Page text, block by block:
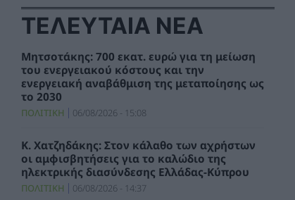
ΤΕΛΕΥΤΑΙΑ ΝΕΑ
Μητσοτάκης: 700 εκατ. ευρώ για τη μείωση
του ενεργειακού κόστους και την
ενεργειακή αναβάθμιση της μεταποίησης ως
το 2030
ΠΟΛΙΤΙΚΗ 06/08/2026 - 15:08
Κ. Χατζηδάκης: Στον κάλαθο των αχρήστων
οι αμφισβητήσεις για το καλώδιο της
ηλεκτρικής διασύνδεσης Ελλάδας-Κύπρου
ΠΟΛΙΤΙΚΗ 06/08/2026 - 14:37